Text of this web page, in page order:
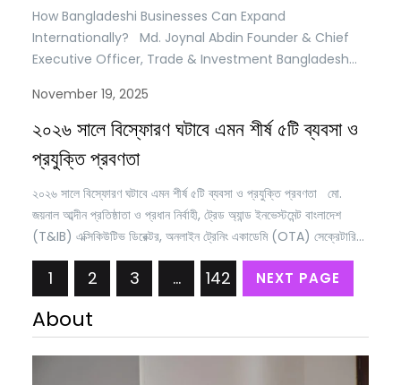
How Bangladeshi Businesses Can Expand
Internationally? Md. Joynal Abdin Founder & Chief
Executive Officer, Trade & Investment Bangladesh
(OTA) Secretary General, Brazil Bangladesh Chamber
of Commerce & Industry (BBCCI) Bangladesh’s
economy has long been connected to the world
through trade, migration, and cross-border supply
chains. In recent years,…
November 19, 2025
২০২৬ সালে বিস্ফোরণ ঘটাবে এমন শীর্ষ ৫টি ব্যবসা ও
প্রযুক্তি প্রবণতা
২০২৬ সালে বিস্ফোরণ ঘটাবে এমন শীর্ষ ৫টি ব্যবসা ও প্রযুক্তি প্রবণতা মো.
জয়নাল আব্দীন প্রতিষ্ঠাতা ও প্রধান নির্বাহী, ট্রেড অ্যান্ড ইনভেস্টমেন্ট বাংলাদেশ
(T&IB) এক্সিকিউটিভ ডিরেক্টর, অনলাইন ট্রেনিং একাডেমি (OTA) সেক্রেটারি
জেনারেল, ব্রাজিল বাংলাদেশ চেম্বার অব কমার্স অ্যান্ড ইন্ডাস্ট্রি (BBCCI) বিশ্ব
অর্থনীতি আবারও এক নতুন রূপান্তরের দোরগোড়ায় দাঁড়িয়ে আছে। কৃত্রিম বুদ্ধিমত্তা
সাধারণ মানুষের দৈনন্দিন…
1 2 3 … 142 NEXT PAGE
About